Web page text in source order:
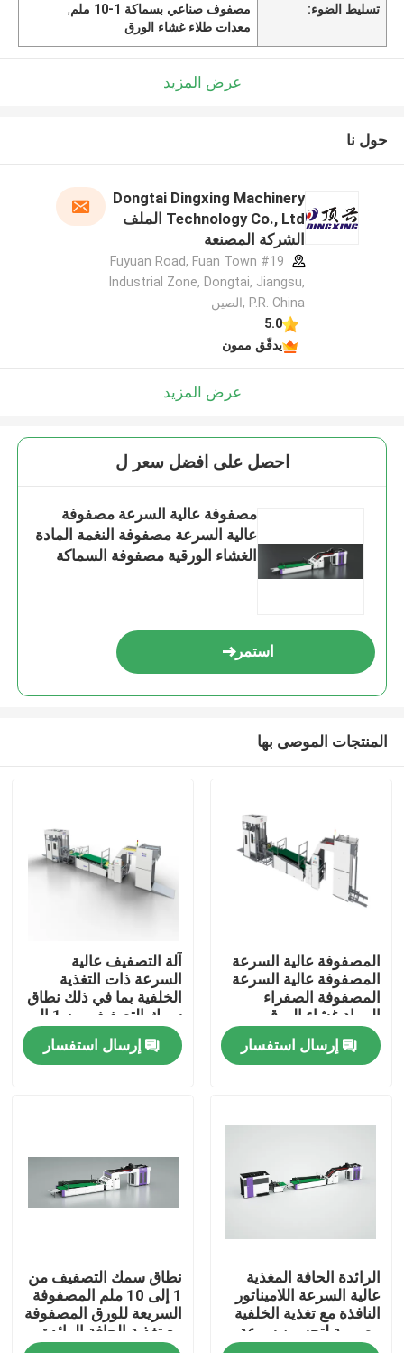
المنتجات
حولنا
تسليط الضوء:
مصفوف صناعي بسماكة 1-10 ملم
,
معدات طلاء غشاء الورق
عرض المزيد
حول نا
Dongtai Dingxing Machinery
Technology Co., Ltd الملف
الشركة المصنعة
#19 Fuyuan Road, Fuan Town
Industrial Zone, Dongtai, Jiangsu,
P.R. China ,الصين
5.0
يدقّق ممون
عرض المزيد
احصل على افضل سعر ل
مصفوفة عالية السرعة مصفوفة
عالية السرعة مصفوفة النغمة المادة
الغشاء الورقية مصفوفة السماكة
استمر
المنتجات الموصى بها
المصفوفة عالية السرعة
المصفوفة عالية السرعة
المصفوفة الصفراء
المواد غشاء الورق
لمعالجات طلاء اللوحات
المموجةإرسال استفسار
آلة التصفيف عالية
السرعة ذات التغذية
الخلفية بما في ذلك نطاق
سمك التصفيف من 1 إلى
10 مم مصممة لإنتاج
ثابت
إرسال استفسار
الرائدة الحافة المغذية
عالية السرعة اللاميناتور
النافذة مع تغذية الخلفية
مصممة لتحسين سرعة
نطاق سمك التصفيف من
1 إلى 10 ملم المصفوفة
السريعة للورق المصفوفة
مع تغذية الحافة الرائدة